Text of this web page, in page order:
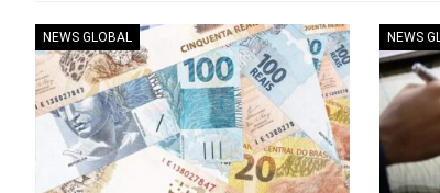
NEWS GLOBAL NEWS